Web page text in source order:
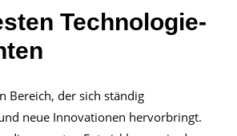
Technologie-
Bereich, der sich ständig
neue Innovationen hervorbringt.